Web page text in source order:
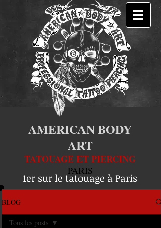
AMERICAN BODY
ART
TATOUAGE ET PIERCING
PARIS
1er sur le tatouage à Paris
BLOG
Tous les posts